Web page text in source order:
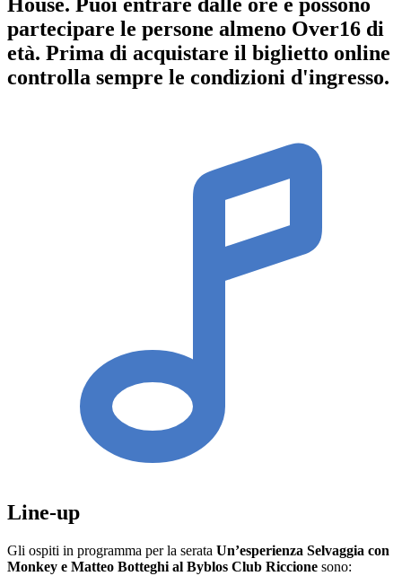
House. Puoi entrare dalle ore e possono
partecipare le persone almeno Over16 di
età. Prima di acquistare il biglietto online
controlla sempre le condizioni d'ingresso.
Line-up
Gli ospiti in programma per la serata Un’esperienza Selvaggia con
Monkey e Matteo Botteghi al Byblos Club Riccione sono: